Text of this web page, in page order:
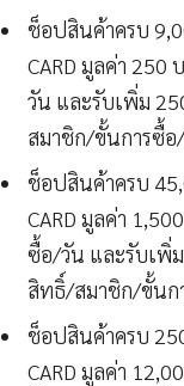
ช็อปสินค้าครบ
CARD มูลค่า
วัน และรับเพิ่ม
สมาชิก/ขั้นการซื้อ
ช็อปสินค้าครบ
CARD มูลค่า
ซื้อ/วัน และรับเพิ่ม
สิทธิ์/สมาชิก/ขั้นก
ช็อปสินค้าครบ
CARD มูลค่า